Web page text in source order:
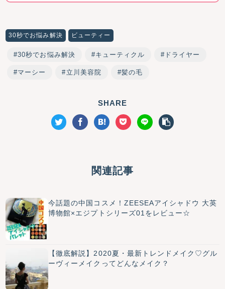
30秒でお悩み解決 ビューティー
30秒でお悩み解決 キューティクル ドライヤー
マーシー 立川美容院 髪の毛
SHARE
関連記事
今話題の中国コスメ！ZEESEAアイシャドウ 大英
博物館×エジプトシリーズ01をレビュー☆
【徹底解説】2020夏・最新トレンドメイク♡グル
ーヴィーメイクってどんなメイク？